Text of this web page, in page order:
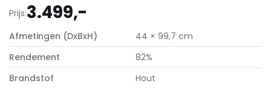
Prijs:3.499,-
Afmetingen (DxBxH)
44 × 99,7 cm
Rendement
82%
Brandstof
Hout